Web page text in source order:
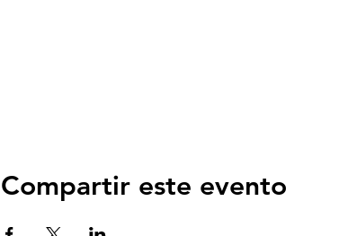
Compartir este evento